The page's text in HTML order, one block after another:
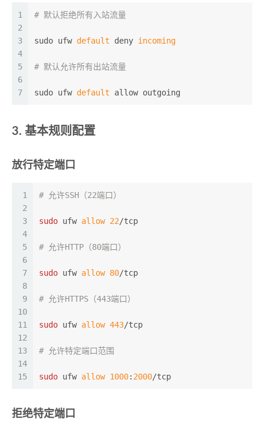
1
2
3
4
5
6
7
# 默认拒绝所有入站流量
sudo ufw default deny incoming
# 默认允许所有出站流量
sudo ufw default allow outgoing
3. 基本规则配置
放行特定端口
1
2
3
4
5
6
7
8
9
10
11
12
13
14
15
# 允许SSH（22端口）
sudo ufw allow 22/tcp
# 允许HTTP（80端口）
sudo ufw allow 80/tcp
# 允许HTTPS（443端口）
sudo ufw allow 443/tcp
# 允许特定端口范围
sudo ufw allow 1000: 2000/tcp
拒绝特定端口